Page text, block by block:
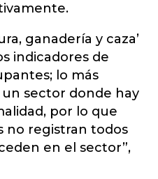
ganadería y caza’
indicadores de
lo más
sector donde hay
por lo que
no registran todos
en el sector”,